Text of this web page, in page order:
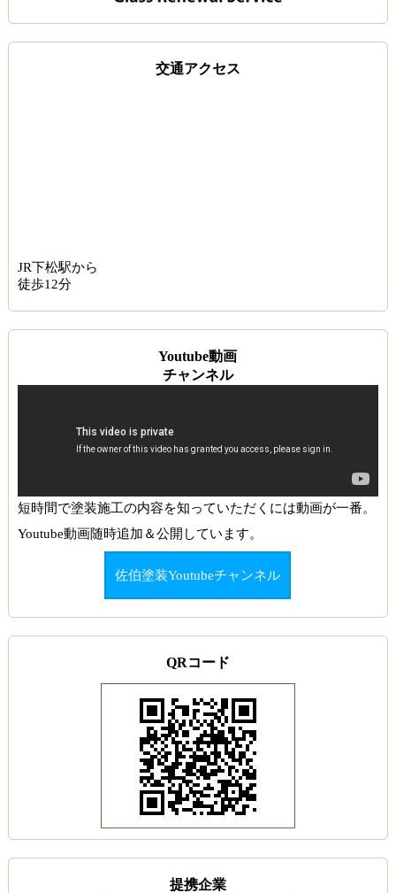
交通アクセス
JR下松駅から
徒歩12分
Youtube動画
チャンネル
短時間で塗装施工の内容を知っていただくには動画が一番。
Youtube動画随時追加＆公開しています。
佐伯塗装Youtubeチャンネル
QRコード
提携企業